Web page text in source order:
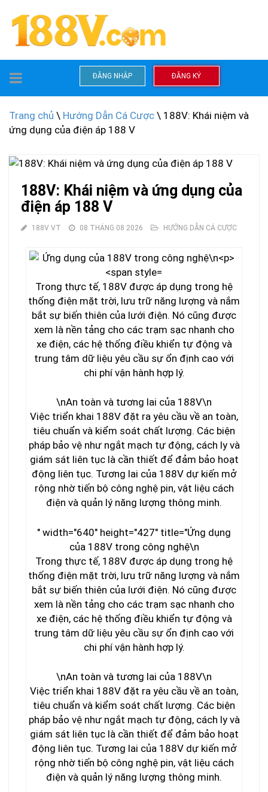
TOGGLE
NAVIGATION
ĐĂNG NHẬP ĐĂNG KÝ
Trang chủ \ Hướng Dẫn Cá Cược \ 188V: Khái niệm và
ứng dụng của điện áp 188 V
188V: Khái niệm và ứng dụng của
điện áp 188 V
188V VT 08 THÁNG 08 2026 HƯỚNG DẪN CÁ CƯỢC
Trong thực tế, 188V được áp dụng trong hệ
thống điện mặt trời, lưu trữ năng lượng và nắm
bắt sự biến thiên của lưới điện. Nó cũng được
xem là nền tảng cho các trạm sạc nhanh cho
xe điện, các hệ thống điều khiển tự động và
trung tâm dữ liệu yêu cầu sự ổn định cao với
chi phí vận hành hợp lý.
\nAn toàn và tương lai của 188V\n
Việc triển khai 188V đặt ra yêu cầu về an toàn,
tiêu chuẩn và kiểm soát chất lượng. Các biện
pháp bảo vệ như ngắt mạch tự động, cách ly và
giám sát liên tục là cần thiết để đảm bảo hoạt
động liên tục. Tương lai của 188V dự kiến mở
rộng nhờ tiến bộ công nghệ pin, vật liệu cách
điện và quản lý năng lượng thông minh.
" width="640" height="427" title="Ứng dụng
của 188V trong công nghệ\n
Trong thực tế, 188V được áp dụng trong hệ
thống điện mặt trời, lưu trữ năng lượng và nắm
bắt sự biến thiên của lưới điện. Nó cũng được
xem là nền tảng cho các trạm sạc nhanh cho
xe điện, các hệ thống điều khiển tự động và
trung tâm dữ liệu yêu cầu sự ổn định cao với
chi phí vận hành hợp lý.
\nAn toàn và tương lai của 188V\n
Việc triển khai 188V đặt ra yêu cầu về an toàn,
tiêu chuẩn và kiểm soát chất lượng. Các biện
pháp bảo vệ như ngắt mạch tự động, cách ly và
giám sát liên tục là cần thiết để đảm bảo hoạt
động liên tục. Tương lai của 188V dự kiến mở
rộng nhờ tiến bộ công nghệ pin, vật liệu cách
điện và quản lý năng lượng thông minh.